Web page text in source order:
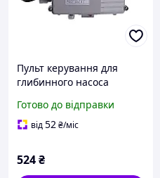
Пульт керування для
глибинного насоса
6А (4 SDm)
Готово до відправки
від52₴/міс
524₴